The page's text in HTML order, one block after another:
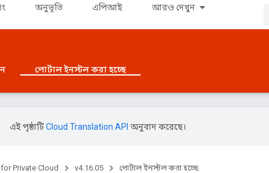
অনুভূতি এপিআই আরও দেখুন
পোর্টাল ইনস্টল করা হচ্ছে
এই পৃষ্ঠাটিCloud Translation API অনুবাদ করেছে।
Private Cloud v4.16.05 পোর্টাল ইনস্টল করা হচ্ছে